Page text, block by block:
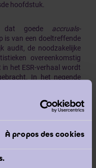
À propos des cookies
hoofdstuk.
dat goede accruals-
is van een doeltreffende
audit, de noodzakelijke
overeenkomstig
het ESR-verhaal wordt
In het negende
het IBR waarin de
revisoraat in het kader
sluit het boek af.